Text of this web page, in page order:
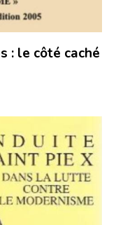
: le côté caché